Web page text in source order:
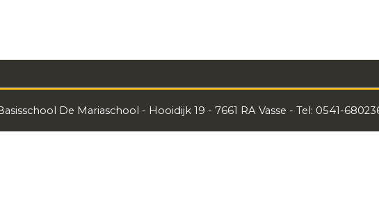
De Mariaschool - Hooidijk 19 - 7661 RA Vasse - Tel: 0541-